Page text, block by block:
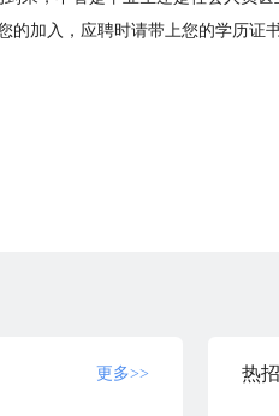
的加入，应聘时请带上您的学历
更多>> 热